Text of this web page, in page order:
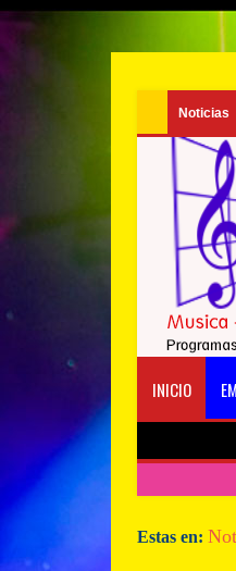
Noticias
INICIO
Estas en: